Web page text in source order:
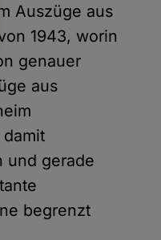
Auszüge aus
1943, worin
genauer
aus
und gerade
begrenzt